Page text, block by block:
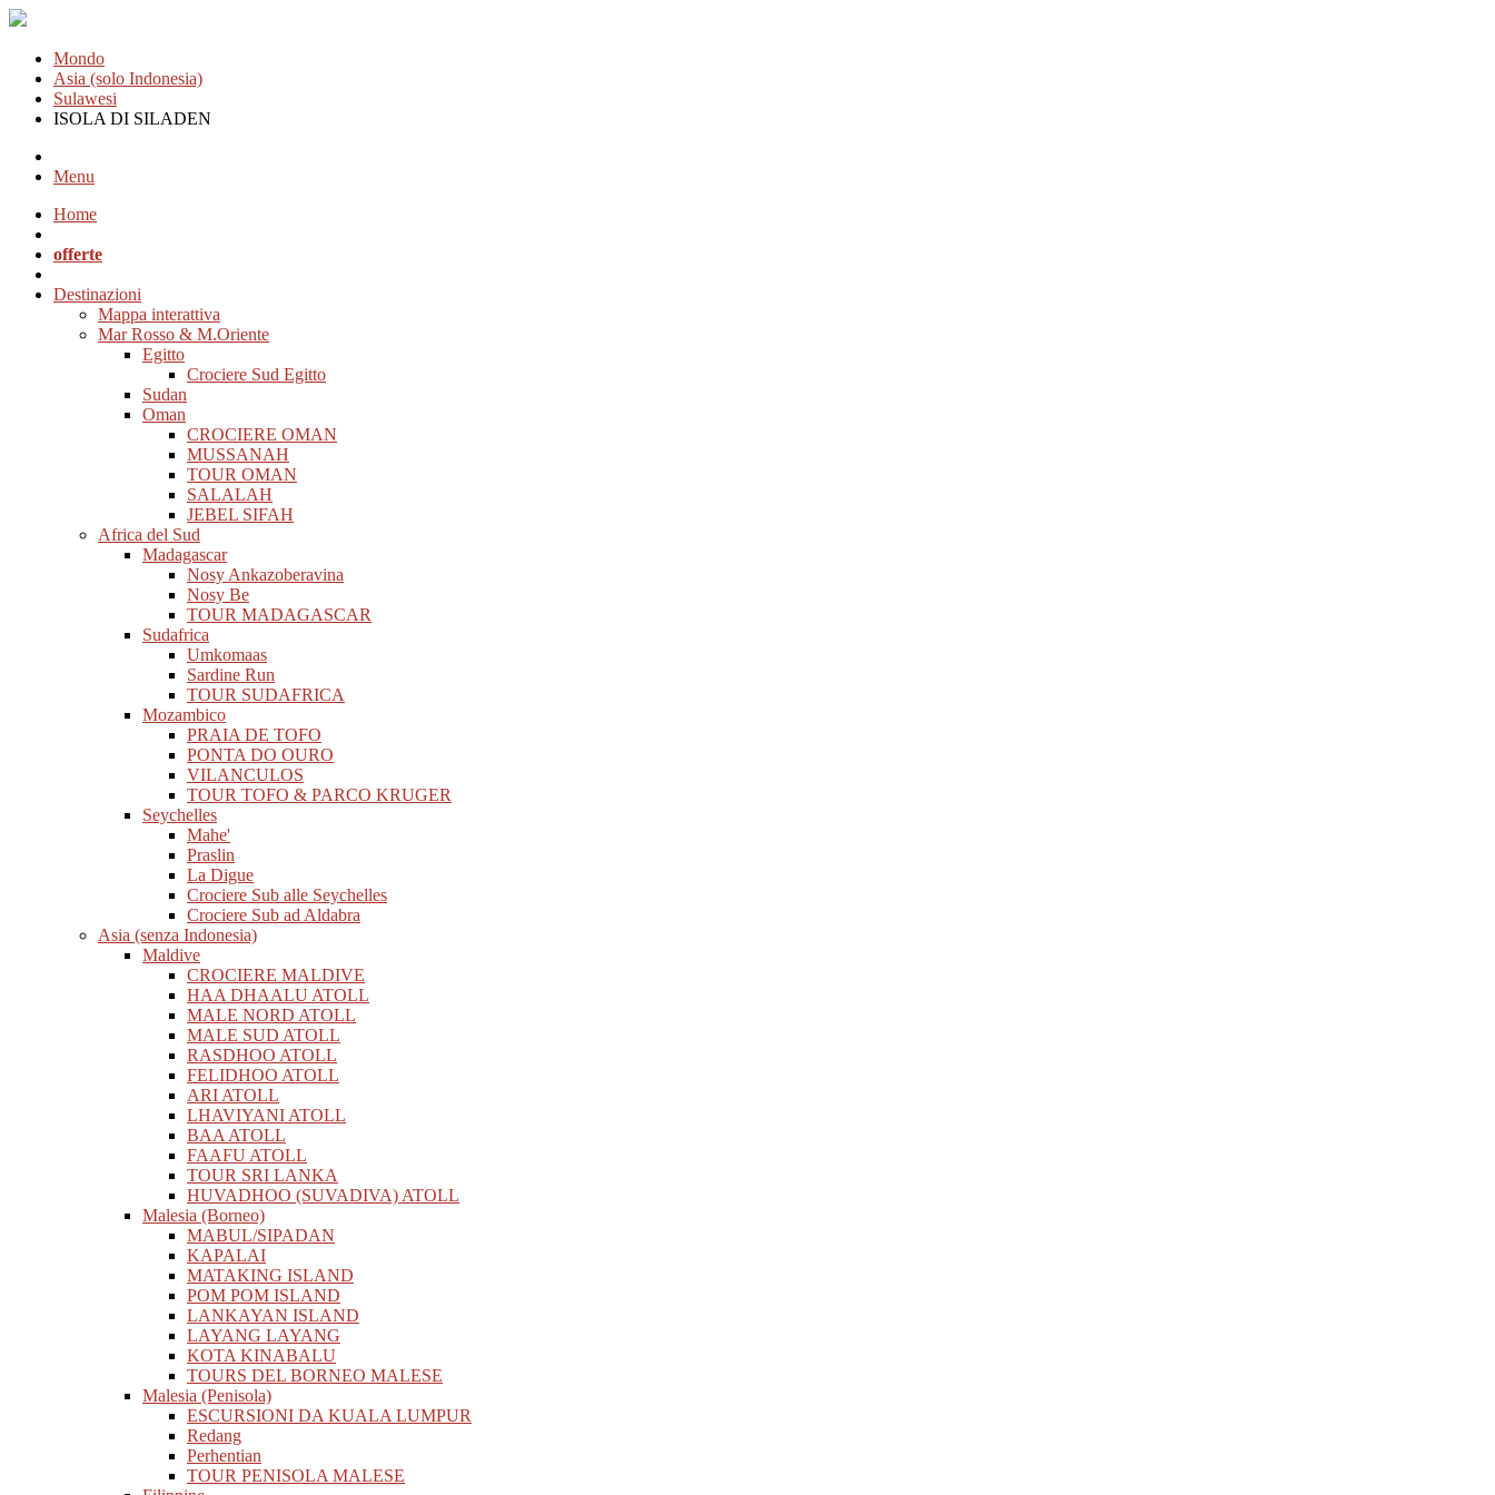
Mondo
Asia (solo Indonesia)
Sulawesi
ISOLA DI SILADEN
Menu
Home
offerte
Destinazioni
Mappa interattiva
Mar Rosso & M.Oriente
Egitto
Crociere Sud Egitto
Sudan
Oman
CROCIERE OMAN
MUSSANAH
TOUR OMAN
SALALAH
JEBEL SIFAH
Africa del Sud
Madagascar
Nosy Ankazoberavina
Nosy Be
TOUR MADAGASCAR
Sudafrica
Umkomaas
Sardine Run
TOUR SUDAFRICA
Mozambico
PRAIA DE TOFO
PONTA DO OURO
VILANCULOS
TOUR TOFO & PARCO KRUGER
Seychelles
Mahe'
Praslin
La Digue
Crociere Sub alle Seychelles
Crociere Sub ad Aldabra
Asia (senza Indonesia)
Maldive
CROCIERE MALDIVE
HAA DHAALU ATOLL
MALE NORD ATOLL
MALE SUD ATOLL
RASDHOO ATOLL
FELIDHOO ATOLL
ARI ATOLL
LHAVIYANI ATOLL
BAA ATOLL
FAAFU ATOLL
TOUR SRI LANKA
HUVADHOO (SUVADIVA) ATOLL
Malesia (Borneo)
MABUL/SIPADAN
KAPALAI
MATAKING ISLAND
POM POM ISLAND
LANKAYAN ISLAND
LAYANG LAYANG
KOTA KINABALU
TOURS DEL BORNEO MALESE
Malesia (Penisola)
ESCURSIONI DA KUALA LUMPUR
Redang
Perhentian
TOUR PENISOLA MALESE